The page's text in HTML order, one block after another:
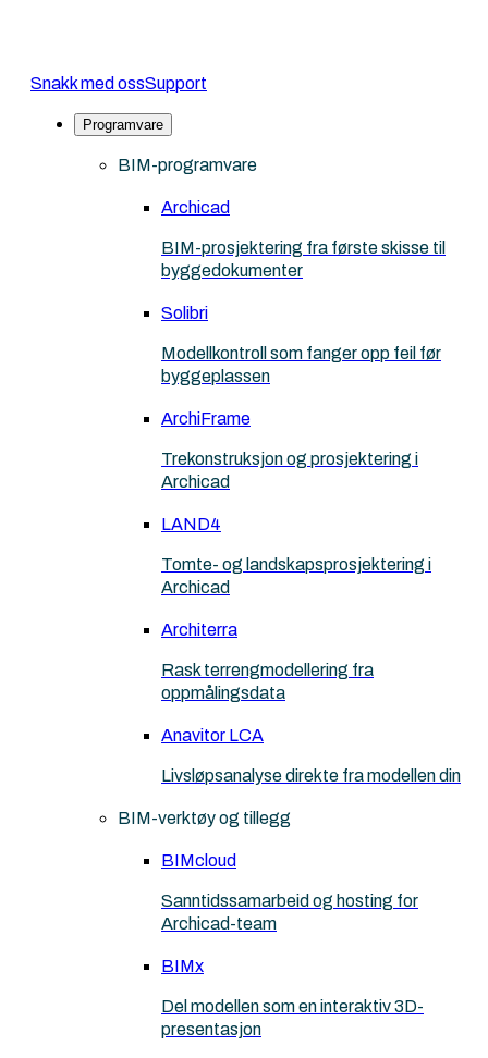
Snakk med ossSupport
Programvare
BIM-programvare
Archicad
BIM-prosjektering fra første skisse til
byggedokumenter
Solibri
Modellkontroll som fanger opp feil før
byggeplassen
ArchiFrame
Trekonstruksjon og prosjektering i
Archicad
LAND4
Tomte- og landskapsprosjektering i
Archicad
Architerra
Rask terrengmodellering fra
oppmålingsdata
Anavitor LCA
Livsløpsanalyse direkte fra modellen din
BIM-verktøy og tillegg
BIMcloud
Sanntidssamarbeid og hosting for
Archicad-team
BIMx
Del modellen som en interaktiv 3D-
presentasjon